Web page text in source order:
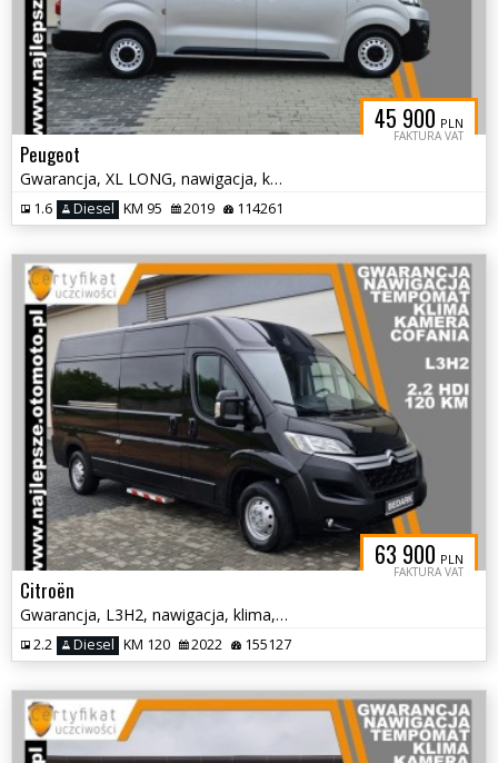
45 900 PLN
FAKTURA VAT
Peugeot
Gwarancja, XL LONG, nawigacja, kamera cofania, tempomat, klima
1.6 Diesel KM 95 2019 114261
63 900 PLN
FAKTURA VAT
Citroën
Gwarancja, L3H2, nawigacja, klima, tempomat, kamera cofania
2.2 Diesel KM 120 2022 155127